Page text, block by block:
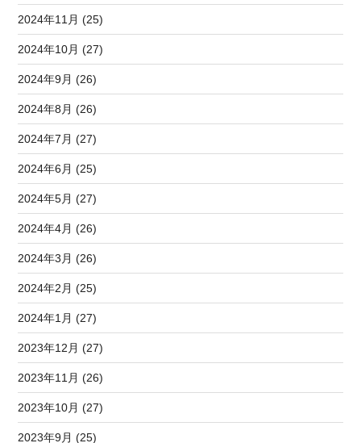
2024年11月 (25)
2024年10月 (27)
2024年9月 (26)
2024年8月 (26)
2024年7月 (27)
2024年6月 (25)
2024年5月 (27)
2024年4月 (26)
2024年3月 (26)
2024年2月 (25)
2024年1月 (27)
2023年12月 (27)
2023年11月 (26)
2023年10月 (27)
2023年9月 (25)